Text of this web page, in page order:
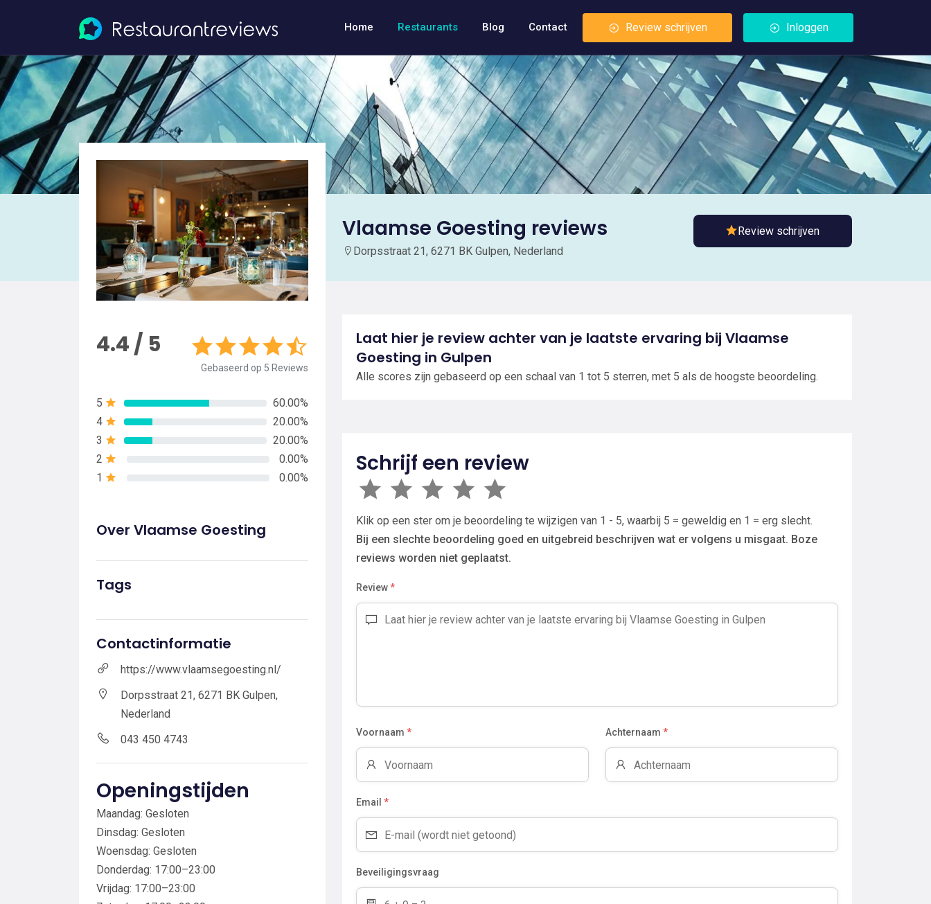
Home Restaurants Blog Contact Review schrijven Inloggen
Vlaamse Goesting reviews
Dorpsstraat 21, 6271 BK Gulpen, Nederland
Review schrijven
4.4 / 5
Gebaseerd op 5 Reviews
5
60.00%
4
20.00%
3
20.00%
2
0.00%
1
0.00%
Over Vlaamse Goesting
Tags
Contactinformatie
https://www.vlaamsegoesting.nl/
Dorpsstraat 21, 6271 BK Gulpen,
Nederland
043 450 4743
Openingstijden
Maandag: Gesloten
Dinsdag: Gesloten
Woensdag: Gesloten
Donderdag: 17:00–23:00
Vrijdag: 17:00–23:00
Laat hier je review achter van je laatste ervaring bij Vlaamse
Goesting in Gulpen
Alle scores zijn gebaseerd op een schaal van 1 tot 5 sterren, met 5 als de hoogste beoordeling.
Schrijf een review
Klik op een ster om je beoordeling te wijzigen van 1 - 5, waarbij 5 = geweldig en 1 = erg slecht.
Bij een slechte beoordeling goed en uitgebreid beschrijven wat er volgens u misgaat. Boze
reviews worden niet geplaatst.
Review*
Voornaam * Achternaam *
Email *
Beveiligingsvraag